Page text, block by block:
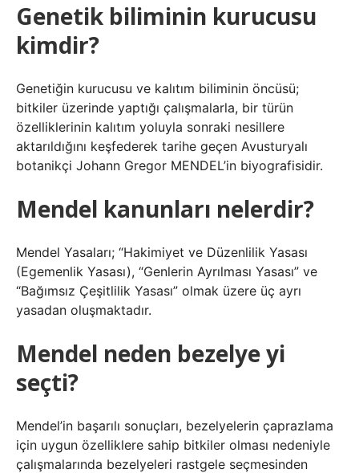
Genetik biliminin kurucusu
kimdir?
Genetiğin kurucusu ve kalıtım biliminin öncüsü;
bitkiler üzerinde yaptığı çalışmalarla, bir türün
özelliklerinin kalıtım yoluyla sonraki nesillere
aktarıldığını keşfederek tarihe geçen Avusturyalı
botanikçi Johann Gregor MENDEL’in biyografisidir.
Mendel kanunları nelerdir?
Mendel Yasaları; “Hakimiyet ve Düzenlilik Yasası
(Egemenlik Yasası), “Genlerin Ayrılması Yasası” ve
“Bağımsız Çeşitlilik Yasası” olmak üzere üç ayrı
yasadan oluşmaktadır.
Mendel neden bezelye yi
seçti?
Mendel’in başarılı sonuçları, bezelyelerin çaprazlama
için uygun özelliklere sahip bitkiler olması nedeniyle
çalışmalarında bezelyeleri rastgele seçmesinden